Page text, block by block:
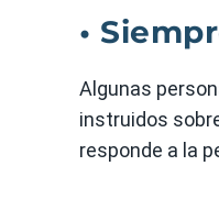
•
Algunas
instruidos
responde a la